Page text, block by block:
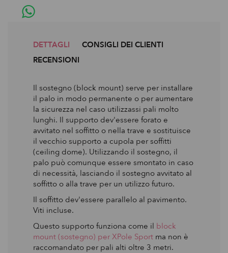
DETTAGLI
CONSIGLI DEI CLIENTI
RECENSIONI
Il sostegno (block mount) serve per installare
il palo in modo permanente o per aumentare
la sicurezza nel caso utilizzassi pali molto
lunghi. Il supporto dev'essere forato e
avvitato nel soffitto o nella trave e sostituisce
il vecchio supporto a cupola per soffitti
(ceiling dome). Utilizzando il sostegno, il
palo può comunque essere smontato in caso
di necessità, lasciando il sostegno avvitato al
soffitto o alla trave per un utilizzo futuro.
Il soffitto dev'essere parallelo al pavimento.
Viti incluse.
Questo supporto funziona come il block
mount (sostegno) per XPole Sport ma non è
raccomandato per pali alti oltre 3 metri.